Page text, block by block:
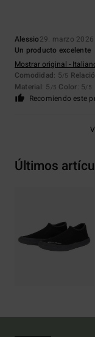
Alessio29. marzo 2026
Un producto excelente
Mostrar original -
Comodidad: 5/5
Material: 5 /5 Color: 5/5
Recomiendo este
Últimos